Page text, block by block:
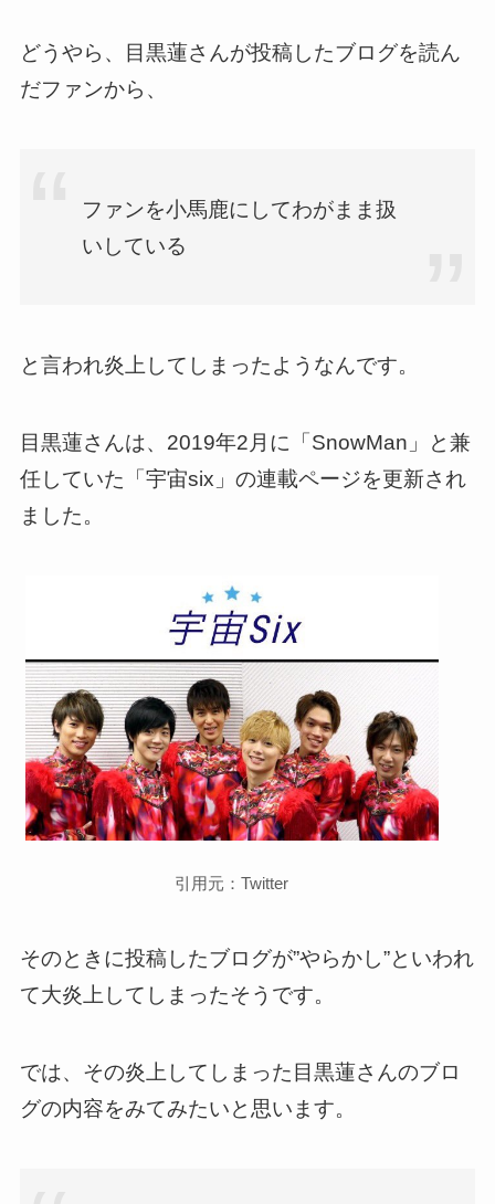
どうやら、目黒蓮さんが投稿したブログを読ん
だファンから、
ファンを小馬鹿にしてわがまま扱
いしている
と言われ炎上してしまったようなんです。
目黒蓮さんは、2019年2月に「SnowMan」と兼
任していた「宇宙six」の連載ページを更新され
ました。
引用元：Twitter
そのときに投稿したブログが”やらかし”といわれ
て大炎上してしまったそうです。
では、その炎上してしまった目黒蓮さんのブロ
グの内容をみてみたいと思います。